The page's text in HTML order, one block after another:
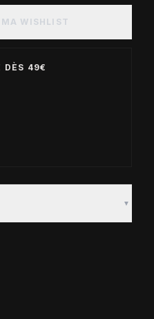
WISHLIST
DÈS 49€
▼